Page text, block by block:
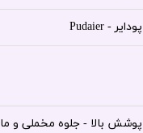
پودایر - Pudaier
پوشش بالا - جلوه مخملی و